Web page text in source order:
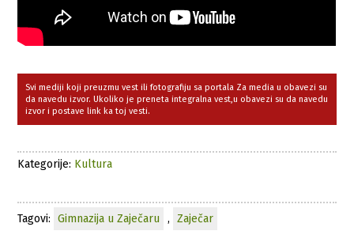
Svi mediji koji preuzmu vest ili fotografiju sa portala Za media u obavezi su
da navedu izvor. Ukoliko je preneta integralna vest,u obavezi su da navedu
izvor i postave link ka toj vesti.
Kategorije: Kultura
Tagovi: Gimnazija u Zaječaru , Zaječar